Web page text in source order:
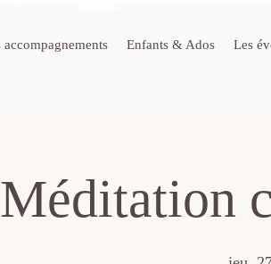
accompagnements Enfants & Ados Les
Méditation